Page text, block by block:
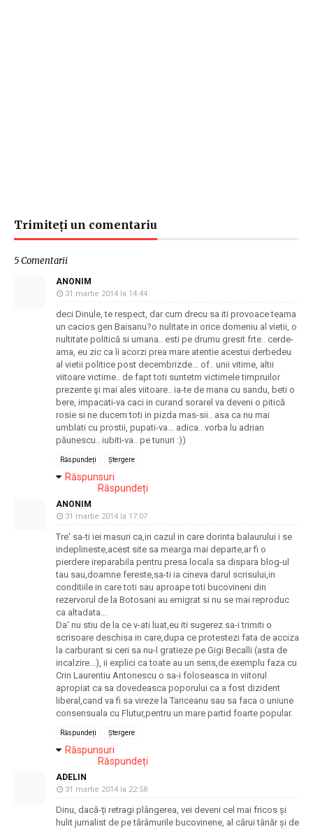
Trimiteți un comentariu
5 Comentarii
ANONIM
31 martie 2014 la 14:44
deci Dinule, te respect, dar cum drecu sa iti provoace teama
un cacios gen Baisanu?o nulitate in orice domeniu al vietii, o
nultitate politică si umana.. esti pe drumu gresit frte.. cerde-
ama, eu zic ca îi acorzi prea mare atentie acestui derbedeu
al vietii politice post decembrizde... of.. unii vitime, altii
viitoare victime.. de fapt toti suntetm victimele timpruilor
prezente şi mai ales viitoare.. ia-te de mana cu sandu, beti o
bere, impacati-va caci in curand sorarel va deveni o pitică
rosie si ne ducem toti in pizda mas-sii.. asa ca nu mai
umblati cu prostii, pupati-va... adica.. vorba lu adrian
păunescu.. iubiti-va.. pe tunuri :))
Răspundeți Ștergere
Răspunsuri
Răspundeți
ANONIM
31 martie 2014 la 17:07
Tre' sa-ti iei masuri ca,in cazul in care dorinta balaurului i se
indeplineste,acest site sa mearga mai departe,ar fi o
pierdere ireparabila pentru presa locala sa dispara blog-ul
tau sau,doamne fereste,sa-ti ia cineva darul scrisului,in
conditiile in care toti sau aproape toti bucovineni din
rezervorul de la Botosani au emigrat si nu se mai reproduc
ca altadata...
Da' nu stiu de la ce v-ati luat,eu iti sugerez sa-i trimiti o
scrisoare deschisa in care,dupa ce protestezi fata de acciza
la carburant si ceri sa nu-l gratieze pe Gigi Becalli (asta de
incalzire...), ii explici ca toate au un sens,de exemplu faza cu
Crin Laurentiu Antonescu o sa-i foloseasca in viitorul
apropiat ca sa dovedeasca poporului ca a fost dizident
liberal,cand va fi sa vireze la Tariceanu sau sa faca o uniune
consensuala cu Flutur,pentru un mare partid foarte popular.
Răspundeți Ștergere
Răspunsuri
Răspundeți
ADELIN
31 martie 2014 la 22:58
Dinu, dacă-ți retragi plângerea, vei deveni cel mai fricos și
hulit jurnalist de pe tărâmurile bucovinene, al cărui tânăr și de